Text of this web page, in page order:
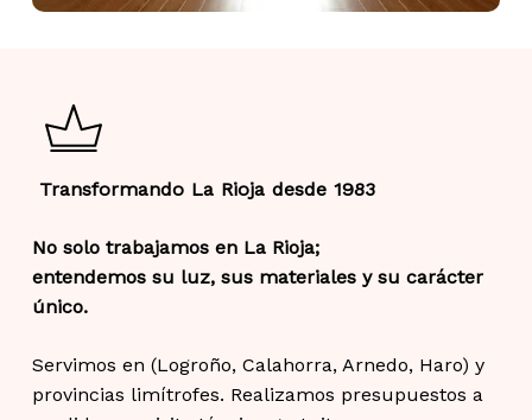
Transformando La Rioja desde 1983
No solo trabajamos en La Rioja;
entendemos su luz, sus materiales y su carácter
único.
Servimos en (Logroño, Calahorra, Arnedo, Haro) y
provincias limítrofes. Realizamos presupuestos a